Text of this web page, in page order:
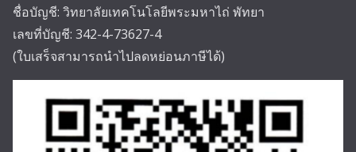
ชื่อบัญชี: วิทยาลัยเทคโนโลยีพระมหาไถ่ พัทยา
เลขที่บัญชี: 342-4-73627-4
(ใบเสร็จสามารถนำไปลดหย่อนภาษีได้)